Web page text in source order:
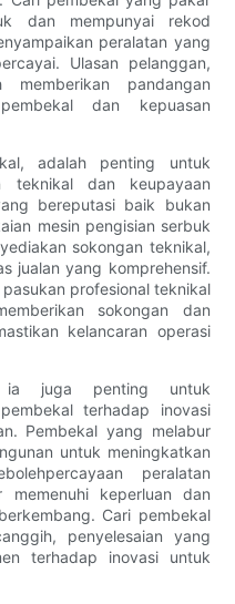
dan mempunyai rekod
peralatan yang
Ulasan pelanggan,
pandangan
dan kepuasan
adalah penting untuk
teknikal dan keupayaan
bereputasi baik bukan
mesin pengisian serbuk
sokongan teknikal,
jualan yang komprehensif.
profesional teknikal
sokongan dan
kelancaran operasi
ia juga penting untuk
terhadap inovasi
Pembekal yang melabur
untuk meningkatkan
peralatan
memenuhi keperluan dan
Cari pembekal
penyelesaian yang
terhadap inovasi untuk